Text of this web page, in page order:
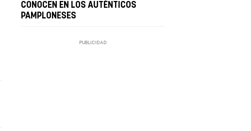
CONOCEN EN LOS AUTÉNTICOS
PAMPLONESES